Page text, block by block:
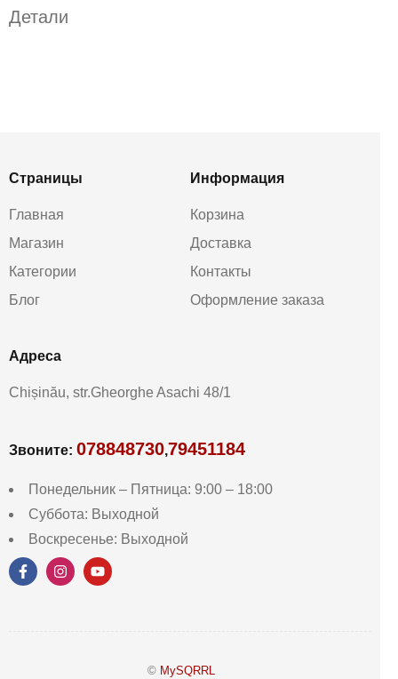
Детали
Страницы
Главная
Магазин
Категории
Блог
Информация
Корзина
Доставка
Контакты
Оформление заказа
Aдреса
Chișinău, str.Gheorghe Asachi 48/1
Звоните: 078848730,79451184
Понедельник – Пятница: 9:00 – 18:00
Суббота: Выходной
Воскресенье: Выходной
© MySQRRL